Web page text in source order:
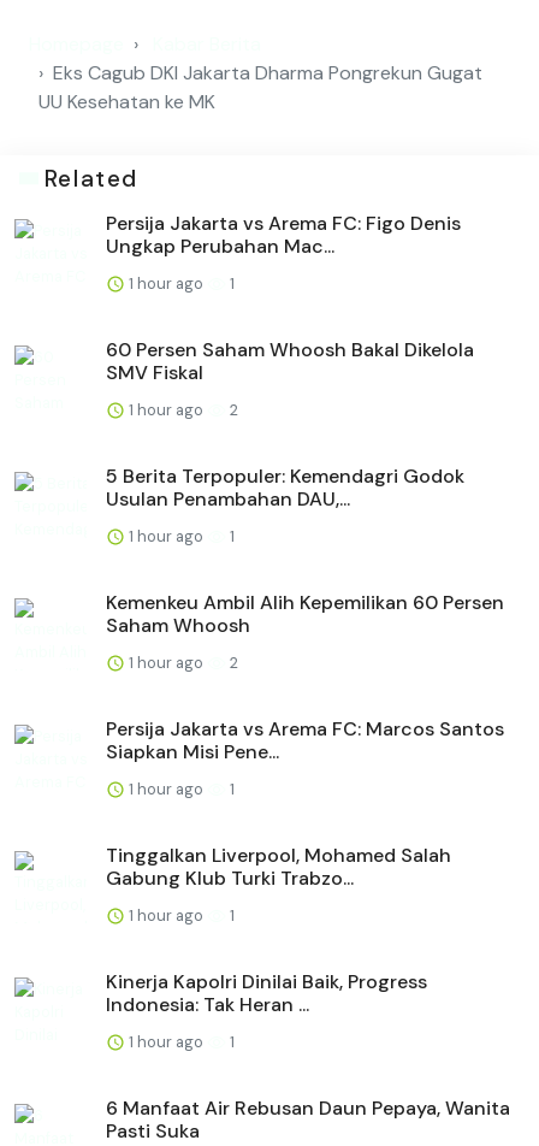
Eks Cagub DKI Jakarta Dharma Pongrekun Gugat
UU Kesehatan ke MK
Related
Persija Jakarta vs Arema FC: Figo Denis
Ungkap Perubahan Mac...
1 hour ago 1
60 Persen Saham Whoosh Bakal Dikelola
SMV Fiskal
1 hour ago 2
5 Berita Terpopuler: Kemendagri Godok
Usulan Penambahan DAU,...
1 hour ago 1
Kemenkeu Ambil Alih Kepemilikan 60 Persen
Saham Whoosh
1 hour ago 2
Persija Jakarta vs Arema FC: Marcos Santos
Siapkan Misi Pene...
1 hour ago 1
Tinggalkan Liverpool, Mohamed Salah
Gabung Klub Turki Trabzo...
1 hour ago 1
Kinerja Kapolri Dinilai Baik, Progress
Indonesia: Tak Heran ...
1 hour ago 1
6 Manfaat Air Rebusan Daun Pepaya, Wanita
Pasti Suka